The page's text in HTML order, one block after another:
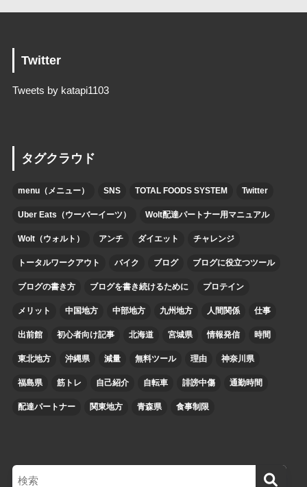
Twitter
Tweets by katapi1103
タグクラウド
menu（メニュー） SNS TOTAL FOODS SYSTEM Twitter
Uber Eats（ウーバーイーツ） Wolt配達パートナー用マニュアル
Wolt（ウォルト） アンチ ダイエット チャレンジ
トータルワークアウト バイク ブログ ブログに役立つツール
ブログの書き方 ブログを書き続けるために プロテイン
メリット 中国地方 中部地方 九州地方 人間関係 仕事
出前館 初心者向け記事 北海道 宮城県 情報発信 時間
東北地方 沖縄県 減量 無料ツール 理由 神奈川県
福島県 筋トレ 自己紹介 自転車 誹謗中傷 通勤時間
配達パートナー 関東地方 青森県 食事制限